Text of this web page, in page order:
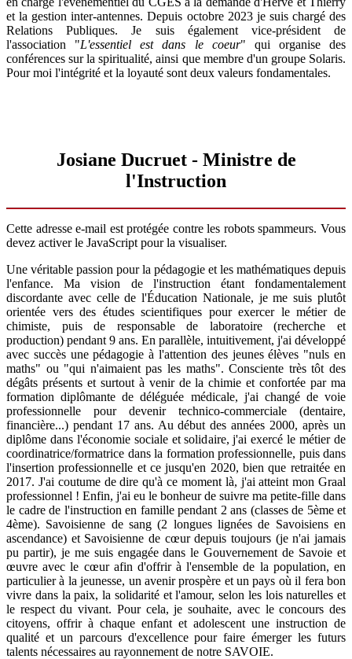
et la gestion inter-antennes. Depuis octobre 2023 je suis chargé des
Relations Publiques. Je suis également vice-président de
l'association "L'essentiel est dans le coeur" qui organise des
conférences sur la spiritualité, ainsi que membre d'un groupe Solaris.
Pour moi l'intégrité et la loyauté sont deux valeurs fondamentales.
Josiane Ducruet - Ministre de
l'Instruction
Cette adresse e-mail est protégée contre les robots spammeurs. Vous
devez activer le JavaScript pour la visualiser.
Une véritable passion pour la pédagogie et les mathématiques depuis
l'enfance. Ma vision de l'instruction étant fondamentalement
discordante avec celle de l'Éducation Nationale, je me suis plutôt
orientée vers des études scientifiques pour exercer le métier de
chimiste, puis de responsable de laboratoire (recherche et
production) pendant 9 ans. En parallèle, intuitivement, j'ai développé
avec succès une pédagogie à l'attention des jeunes élèves "nuls en
maths" ou "qui n'aimaient pas les maths". Consciente très tôt des
dégâts présents et surtout à venir de la chimie et confortée par ma
formation diplômante de déléguée médicale, j'ai changé de voie
professionnelle pour devenir technico-commerciale (dentaire,
financière...) pendant 17 ans. Au début des années 2000, après un
diplôme dans l'économie sociale et solidaire, j'ai exercé le métier de
coordinatrice/formatrice dans la formation professionnelle, puis dans
l'insertion professionnelle et ce jusqu'en 2020, bien que retraitée en
2017. J'ai coutume de dire qu'à ce moment là, j'ai atteint mon Graal
professionnel ! Enfin, j'ai eu le bonheur de suivre ma petite-fille dans
le cadre de l'instruction en famille pendant 2 ans (classes de 5ème et
4ème). Savoisienne de sang (2 longues lignées de Savoisiens en
ascendance) et Savoisienne de cœur depuis toujours (je n'ai jamais
pu partir), je me suis engagée dans le Gouvernement de Savoie et
œuvre avec le cœur afin d'offrir à l'ensemble de la population, en
particulier à la jeunesse, un avenir prospère et un pays où il fera bon
vivre dans la paix, la solidarité et l'amour, selon les lois naturelles et
le respect du vivant. Pour cela, je souhaite, avec le concours des
citoyens, offrir à chaque enfant et adolescent une instruction de
qualité et un parcours d'excellence pour faire émerger les futurs
talents nécessaires au rayonnement de notre SAVOIE.